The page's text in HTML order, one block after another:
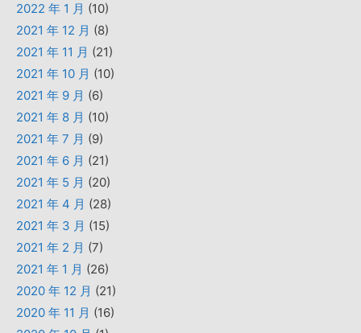
2022 年 1 月 (10)
2021 年 12 月 (8)
2021 年 11 月 (21)
2021 年 10 月 (10)
2021 年 9 月 (6)
2021 年 8 月 (10)
2021 年 7 月 (9)
2021 年 6 月 (21)
2021 年 5 月 (20)
2021 年 4 月 (28)
2021 年 3 月 (15)
2021 年 2 月 (7)
2021 年 1 月 (26)
2020 年 12 月 (21)
2020 年 11 月 (16)